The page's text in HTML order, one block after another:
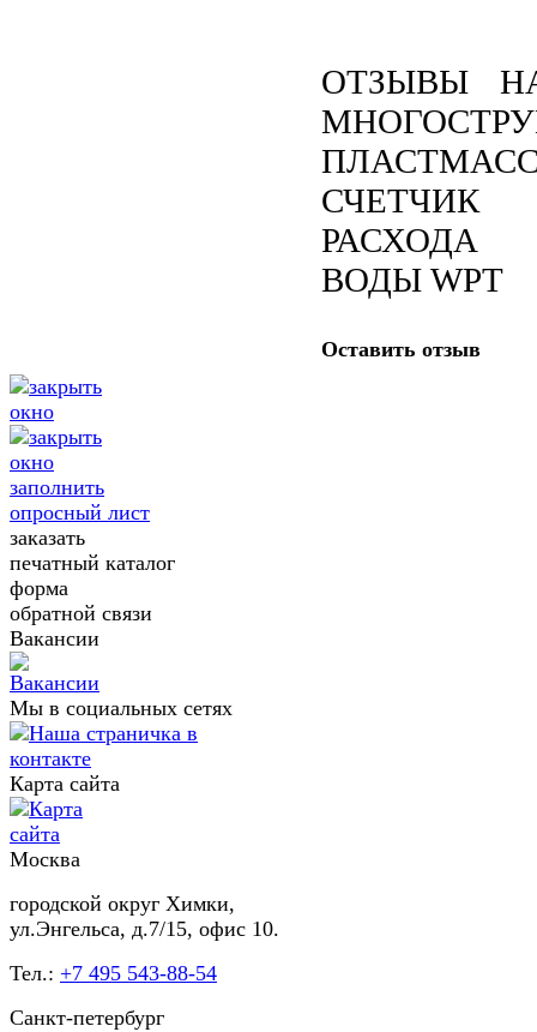
ОТЗЫВЫ
СЧЕТЧИК
РАСХОДА
ВОДЫ WPT
Оставить отзыв
заполнить
опросный лист
заказать
печатный каталог
форма
обратной связи
Вакансии
Мы в социальных сетях
Карта сайта
Москва
городской округ Химки,
ул.Энгельса, д.7/15, офис 10.
Тел.: +7 495 543-88-54
Санкт-петербург